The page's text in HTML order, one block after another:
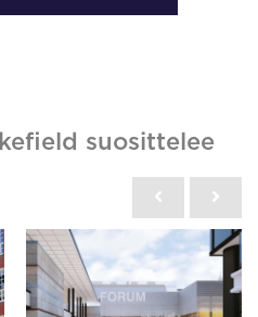
suosittelee